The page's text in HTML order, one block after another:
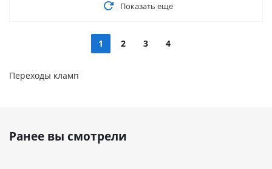
Показать еще
1 2 3 4
Переходы кламп
Ранее вы смотрели